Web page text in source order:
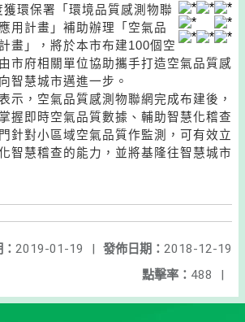
環保署「環境品質感測物聯
用計畫」補助辦理「空氣品
畫」，將於本市布建100個空
市府相關單位協助攜手打造空氣品質感
智慧城市邁進一步。
示，空氣品質感測物聯網完成布建後，
握即時空氣品質數據、輔助智慧化稽查
針對小區域空氣品質作監測，可有效立
智慧稽查的能力，並將基隆往智慧城市
發佈日期： 2018-12-19
2019-01-19
|
點擊率： 488 |